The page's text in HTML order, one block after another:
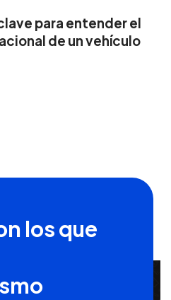
para entender el
de un vehículo
los que